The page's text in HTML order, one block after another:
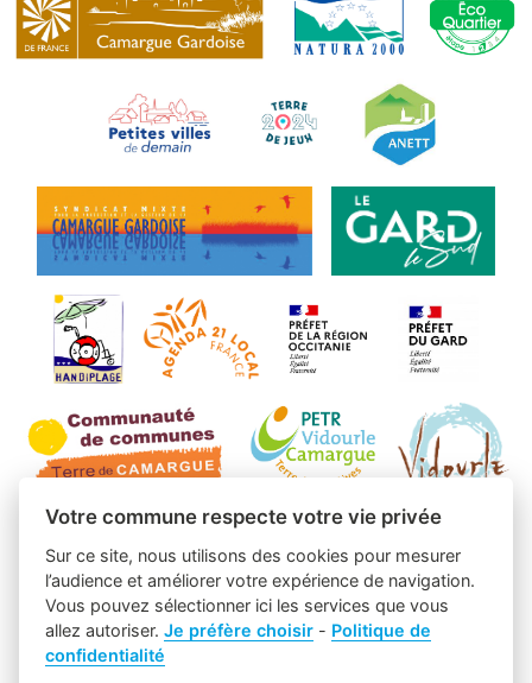
Votre commune respecte votre vie privée
Sur ce site, nous utilisons des cookies pour mesurer
l’audience et améliorer votre expérience de navigation.
Vous pouvez sélectionner ici les services que vous
allez autoriser.Je préfère choisir - Politique de
confidentialité